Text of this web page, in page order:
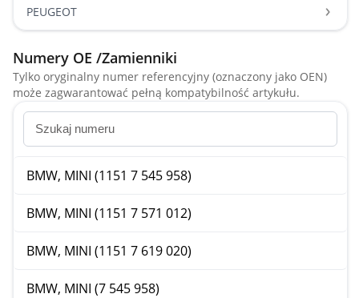
PEUGEOT
Numery OE /Zamienniki
Tylko oryginalny numer referencyjny (oznaczony jako OEN)
może zagwarantować pełną kompatybilność artykułu.
BMW, MINI (1151 7 545 958)
BMW, MINI (1151 7 571 012)
BMW, MINI (1151 7 619 020)
BMW, MINI (7 545 958)